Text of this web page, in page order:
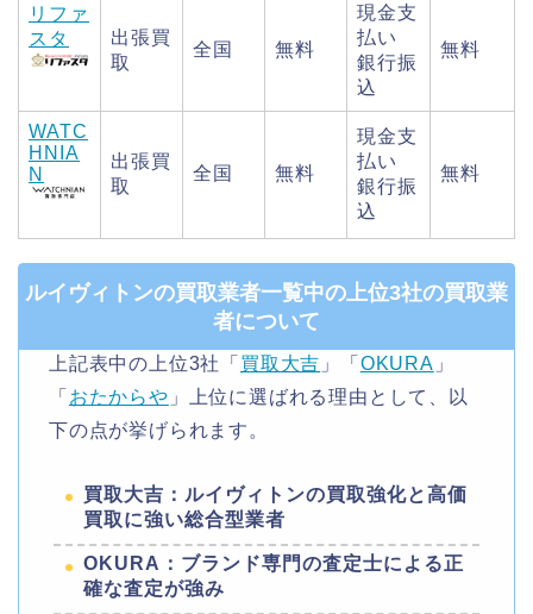
リファ
スタ
出張買
取
全国 無料
現金支
払い
銀行振
込
無料
WATC
HNIA
N
出張買
取
全国 無料
現金支
払い
銀行振
込
無料
ルイヴィトンの買取業者一覧中の上位3社の買取業
者について
上記表中の上位3社「 買取大吉 」「 OKURA 」
「 おたからや 」上位に選ばれる理由として、以
下の点が挙げられます。
買取大吉：ルイヴィトンの買取強化と高価
買取に強い総合型業者
OKURA：ブランド専門の査定士による正
確な査定が強み